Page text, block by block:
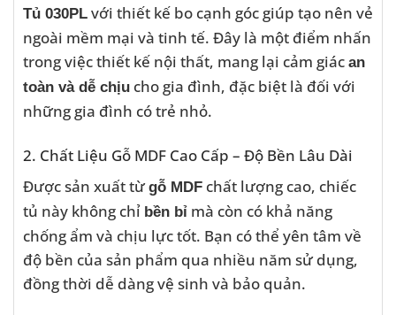
Tủ 030PL với thiết kế bo cạnh góc giúp tạo nên vẻ
ngoài mềm mại và tinh tế. Đây là một điểm nhấn
trong việc thiết kế nội thất, mang lại cảm giác an
toàn và dễ chịu cho gia đình, đặc biệt là đối với
những gia đình có trẻ nhỏ.
2. Chất Liệu Gỗ MDF Cao Cấp – Độ Bền Lâu Dài
Được sản xuất từgỗ MDF chất lượng cao, chiếc
tủ này không chỉ bền bỉ mà còn có khả năng
chống ẩm và chịu lực tốt. Bạn có thể yên tâm về
độ bền của sản phẩm qua nhiều năm sử dụng,
đồng thời dễ dàng vệ sinh và bảo quản.